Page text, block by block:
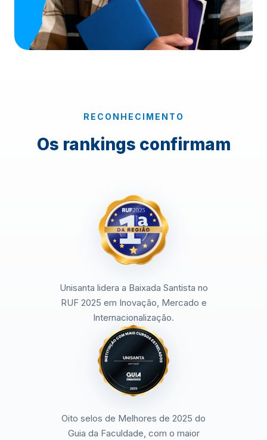
RECONHECIMENTO
Os rankings confirmam
Unisanta lidera a Baixada Santista no
RUF 2025 em Inovação, Mercado e
Internacionalização.
Oito selos de Melhores de 2025 do
Guia da Faculdade, com o maior